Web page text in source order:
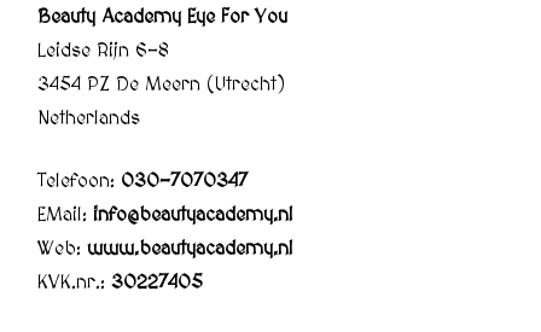
Beauty Academy Eye For You
Leidse Rijn 6-8
3454 PZ De Meern (Utrecht)
Netherlands
Telefoon: 030-7070347
EMail: info@beautyacademy.nl
Web: www.beautyacademy.nl
KVK.nr.: 30227405